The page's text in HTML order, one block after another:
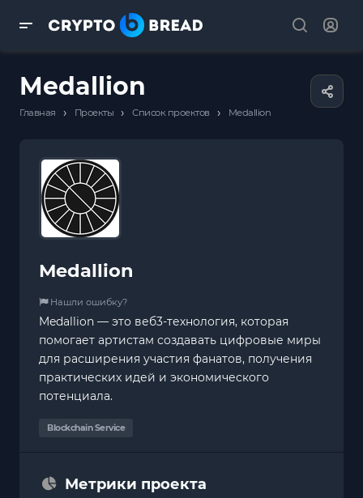
Medallion
Главная › Проекты › Список проектов › Medallion
Medallion
Нашли ошибку?
Medallion — это веб3-технология, которая
помогает артистам создавать цифровые миры
для расширения участия фанатов, получения
практических идей и экономического
потенциала.
Blockchain Service
Метрики проекта